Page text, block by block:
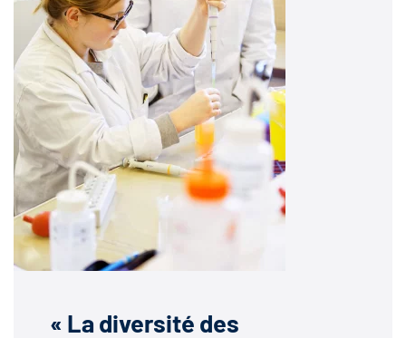
« La diversité des